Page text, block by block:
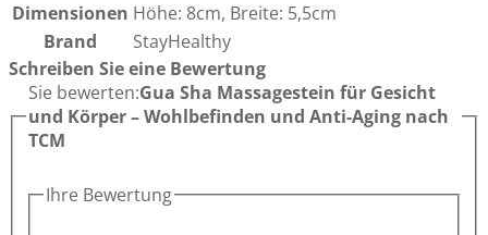
Dimensionen Höhe: 8cm, Breite: 5,5cm
Brand
StayHealthy
Schreiben Sie eine Bewertung
Sie bewerten:Gua Sha Massagestein für Gesicht
und Körper – Wohlbefinden und Anti-Aging nach
TCM
Ihre Bewertung